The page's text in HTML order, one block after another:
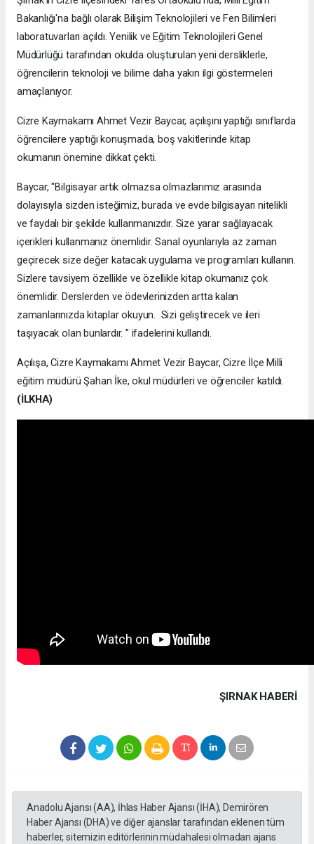
Bakanlığı'na bağlı olarak Bilişim Teknolojileri ve Fen Bilimleri
laboratuvarları açıldı. Yenilik ve Eğitim Teknolojileri Genel
Müdürlüğü tarafından okulda oluşturulan yeni dersliklerle,
öğrencilerin teknoloji ve bilime daha yakın ilgi göstermeleri
amaçlanıyor.
Cizre Kaymakamı Ahmet Vezir Baycar, açılışını yaptığı sınıflarda
öğrencilere yaptığı konuşmada, boş vakitlerinde kitap
okumanın önemine dikkat çekti.
Baycar, "Bilgisayar artık olmazsa olmazlarımız arasında
dolayısıyla sizden isteğimiz, burada ve evde bilgisayarı nitelikli
ve faydalı bir şekilde kullanmanızdır. Size yarar sağlayacak
içerikleri kullanmanız önemlidir. Sanal oyunlarıyla az zaman
geçirecek size değer katacak uygulama ve programları kullanın.
Sizlere tavsiyem özellikle ve özellikle kitap okumanız çok
önemlidir. Derslerden ve ödevlerinizden artta kalan
zamanlarınızda kitaplar okuyun. Sizi geliştirecek ve ileri
taşıyacak olan bunlardır. " ifadelerini kullandı.
Açılışa, Cizre Kaymakamı Ahmet Vezir Baycar, Cizre İlçe Milli
eğitim müdürü Şahan İke, okul müdürleri ve öğrenciler katıldı.
(İLKHA)
ŞIRNAK HABERİ
Anadolu Ajansı (AA), İhlas Haber Ajansı (İHA), Demirören
Haber Ajansı (DHA) ve diğer ajanslar tarafından eklenen tüm
haberler, sitemizin editörlerinin müdahalesi olmadan ajans